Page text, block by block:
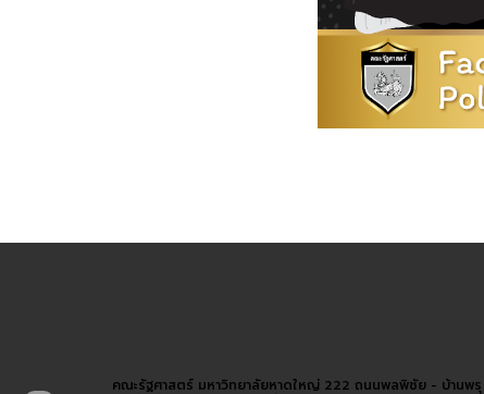
คณะรัฐศาสตร์ มหาวิทยาลัยหาดใหญ่ 222 ถนนพลพิชัย - บ้านพ